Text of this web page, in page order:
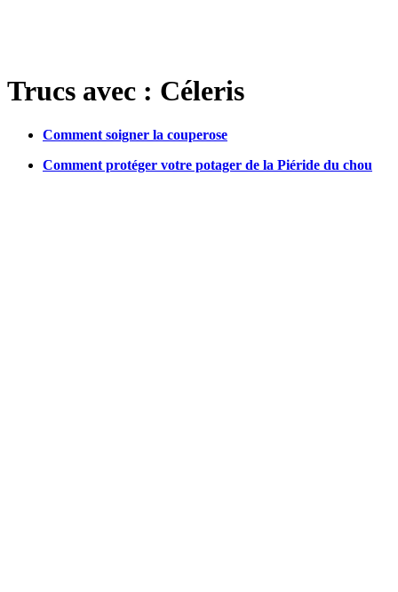
Trucs avec : Céleris
Comment soigner la couperose
Comment protéger votre potager de la Piéride du chou